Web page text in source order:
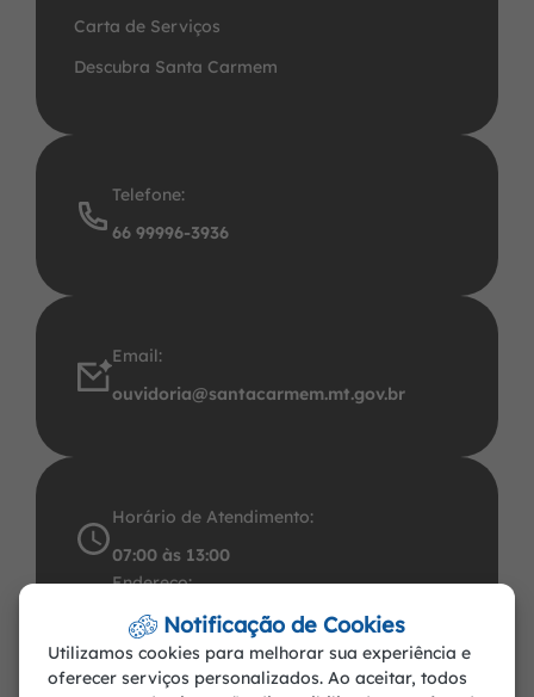
Carta de Serviços
Descubra Santa Carmem
Telefone:
66 99996-3936
Email:
ouvidoria@santacarmem.mt.gov.br
Horário de Atendimento:
07:00 às 13:00
Endereço:
Avenida Santos Dumont, 491 Centro CEP:
78.545-000. CNPJ: 37.465.283/0001-57
Santa Carmem-MT
Notificação de Cookies
Utilizamos cookies para melhorar sua experiência e
oferecer serviços personalizados. Ao aceitar, todos